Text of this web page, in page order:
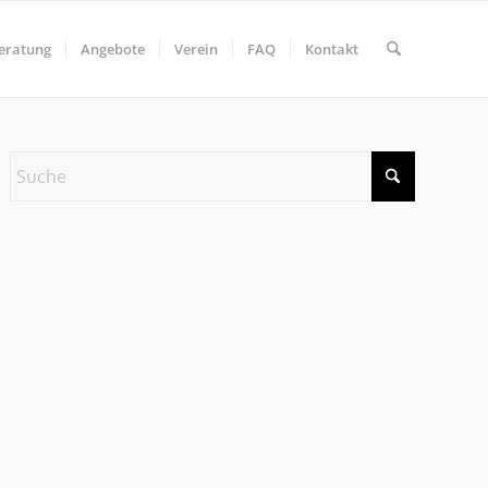
Angebote Verein FAQ Kontakt